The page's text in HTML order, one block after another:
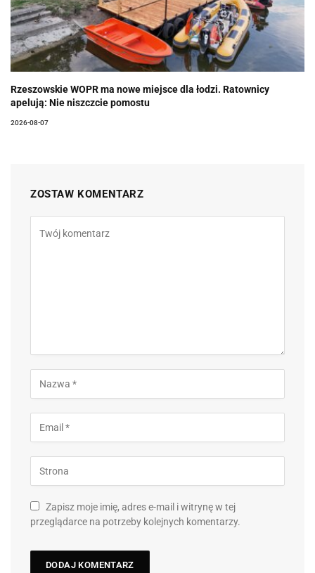
Rzeszowskie WOPR ma nowe miejsce dla łodzi. Ratownicy
apelują: Nie niszczcie pomostu
2026-08-07
ZOSTAW KOMENTARZ
Zapisz moje imię, adres e-mail i witrynę w tej
przeglądarce na potrzeby kolejnych komentarzy.